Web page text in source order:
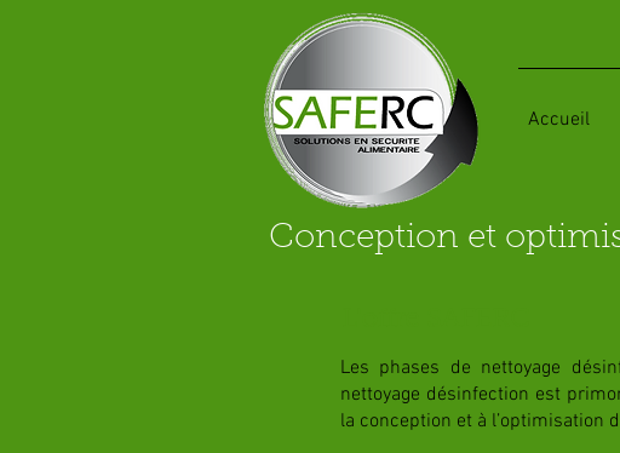
Accueil
Conception et
Les phases de nettoyage
nettoyage désinfection est
la conception et à l’optimisation